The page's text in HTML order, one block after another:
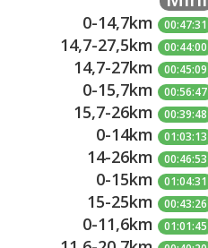
0-14,7km 00:47:31
14,7-27,5km 00:44:00
14,7-27km 00:45:09
0-15,7km 00:56:47
15,7-26km 00:39:48
0-14km 01:03:13
14-26km 00:46:53
0-15km 01:04:31
15-25km 00:43:26
0-11,6km 01:01:45